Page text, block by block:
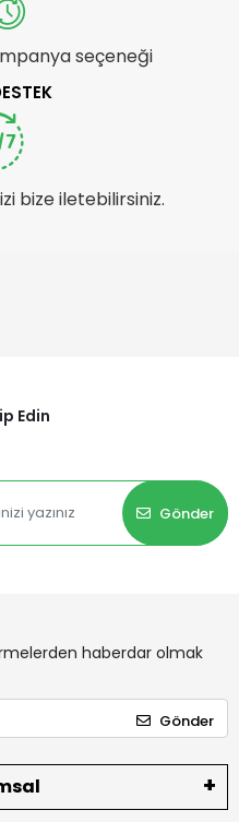
seçeneği
bize iletebilirsiniz.
Edin
Gönder
haberdar olmak
Gönder